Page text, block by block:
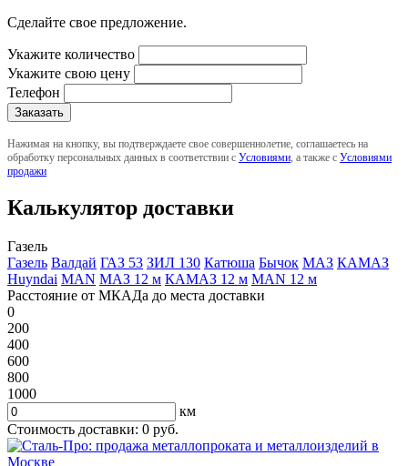
Сделайте свое предложение.
Укажите количество
Укажите свою цену
Телефон
Нажимая на кнопку, вы подтверждаете свое совершеннолетие, соглашаетесь на
обработку персональных данных в соответствии с Условиями , а также с Условиями
продажи
Калькулятор доставки
Газель
Газель Валдай ГАЗ 53 ЗИЛ 130 Катюша Бычок МАЗ КАМАЗ
Huyndai MAN МАЗ 12 м КАМАЗ 12 м MAN 12 м
Расстояние от МКАДа до места доставки
0
200
400
600
800
1000
км
Стоимость доставки: 0 руб.